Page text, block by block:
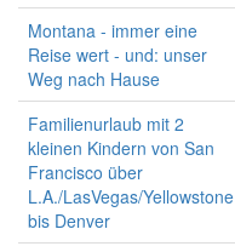
Montana - immer eine
Reise wert - und: unser
Weg nach Hause
Familienurlaub mit 2
kleinen Kindern von San
Francisco über
L.A./LasVegas/Yellowstone
bis Denver